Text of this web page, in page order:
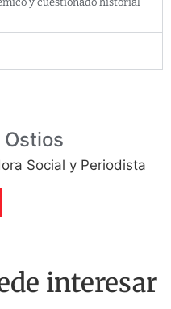
Social y Periodista
interesar